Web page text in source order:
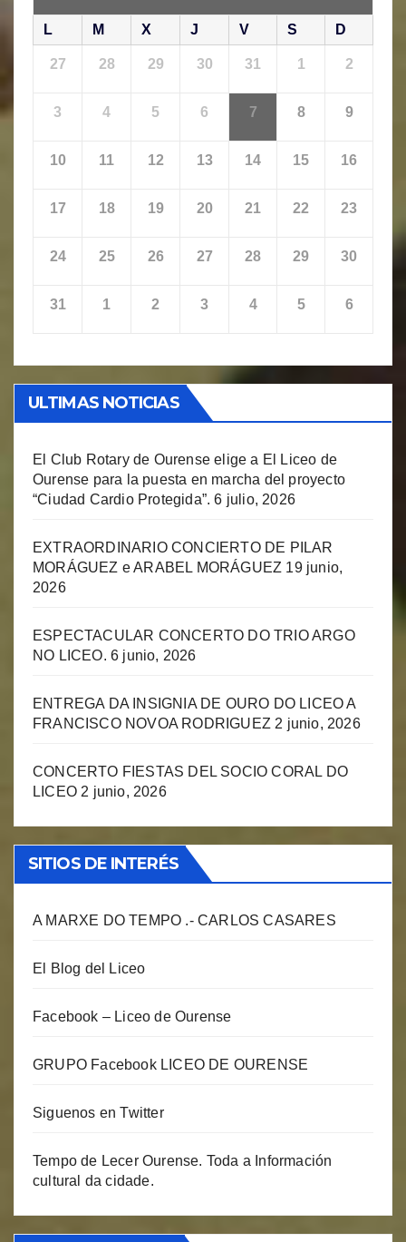
L M X J V S D
27 28 29 30 31 1 2
3 4 5 6 7 8 9
10 11 12 13 14 15 16
17 18 19 20 21 22 23
24 25 26 27 28 29 30
31 1 2 3 4 5 6
ULTIMAS NOTICIAS
El Club Rotary de Ourense elige a El Liceo de
Ourense para la puesta en marcha del proyecto
“Ciudad Cardio Protegida”. 6 julio, 2026
EXTRAORDINARIO CONCIERTO DE PILAR
MORÁGUEZ e ARABEL MORÁGUEZ 19 junio,
2026
ESPECTACULAR CONCERTO DO TRIO ARGO
NO LICEO. 6 junio, 2026
ENTREGA DA INSIGNIA DE OURO DO LICEO A
FRANCISCO NOVOA RODRIGUEZ 2 junio, 2026
CONCERTO FIESTAS DEL SOCIO CORAL DO
LICEO 2 junio, 2026
SITIOS DE INTERÉS
A MARXE DO TEMPO .- CARLOS CASARES
El Blog del Liceo
Facebook – Liceo de Ourense
GRUPO Facebook LICEO DE OURENSE
Siguenos en Twitter
Tempo de Lecer Ourense. Toda a Información
cultural da cidade.